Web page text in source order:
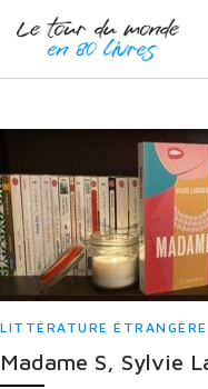
LITTÉRATURE ÉTRANGÈRE
Madame S, Sylvie